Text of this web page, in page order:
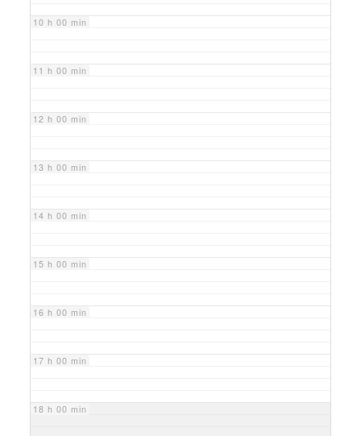
10 h 00 min
11 h 00 min
12 h 00 min
13 h 00 min
14 h 00 min
15 h 00 min
16 h 00 min
17 h 00 min
18 h 00 min